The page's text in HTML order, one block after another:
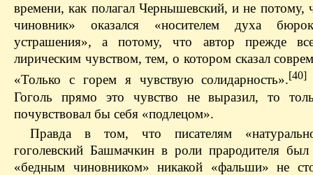
времени, как полагал Чернышевский, и не потому,
чиновник» оказался «носителем духа
устрашения», а потому, что автор прежде
лирическим чувством, тем, о котором сказал
«Только с горем я чувствую солидарность».[40]
Гоголь прямо это чувство не выразил, то
почувствовал бы себя «подлецом».
Правда в том, что писателям
гоголевский Башмачкин в роли прародителя был
«бедным чиновником» никакой «фальши» не